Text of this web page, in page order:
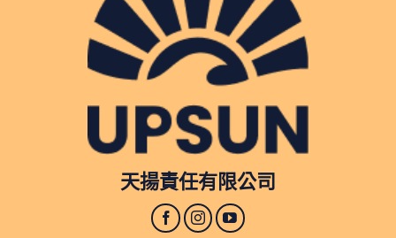
天揚責任有限公司